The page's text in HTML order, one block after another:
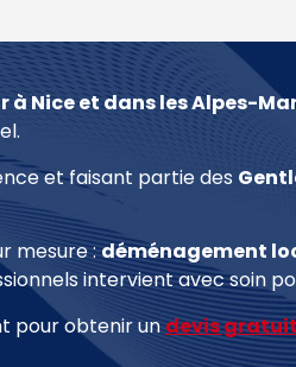
Nice et dans les Alpes-
et faisant partie des
mesure :déménagement
intervient avec soin
pour obtenir undevis